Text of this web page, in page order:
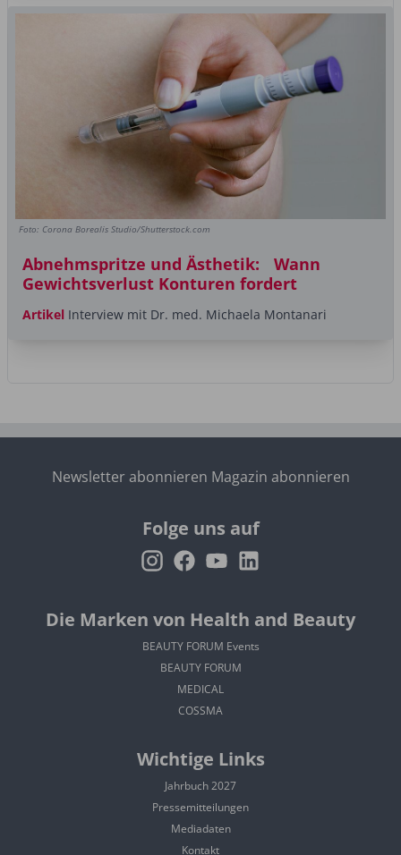
Foto: Corona Borealis Studio/Shutterstock.com
Abnehmspritze und Ästhetik: Wann
Gewichtsverlust Konturen fordert
Artikel Interview mit Dr. med. Michaela Montanari
Newsletter abonnieren Magazin abonnieren
Folge uns auf
Die Marken von Health and Beauty
BEAUTY FORUM Events
BEAUTY FORUM
MEDICAL
COSSMA
Wichtige Links
Jahrbuch 2027
Pressemitteilungen
Mediadaten
Kontakt